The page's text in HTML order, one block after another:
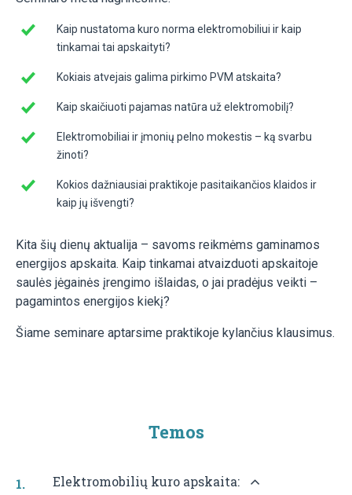
Kaip nustatoma kuro norma elektromobiliui ir kaip
tinkamai tai apskaityti?
Kokiais atvejais galima pirkimo PVM atskaita?
Kaip skaičiuoti pajamas natūra už elektromobilį?
Elektromobiliai ir įmonių pelno mokestis – ką svarbu
žinoti?
Kokios dažniausiai praktikoje pasitaikančios klaidos ir
kaip jų išvengti?
Kita šių dienų aktualija – savoms reikmėms gaminamos
energijos apskaita. Kaip tinkamai atvaizduoti apskaitoje
saulės jėgainės įrengimo išlaidas, o jai pradėjus veikti –
pagamintos energijos kiekį?
Šiame seminare aptarsime praktikoje kylančius klausimus.
Temos
Elektromobilių kuro apskaita: